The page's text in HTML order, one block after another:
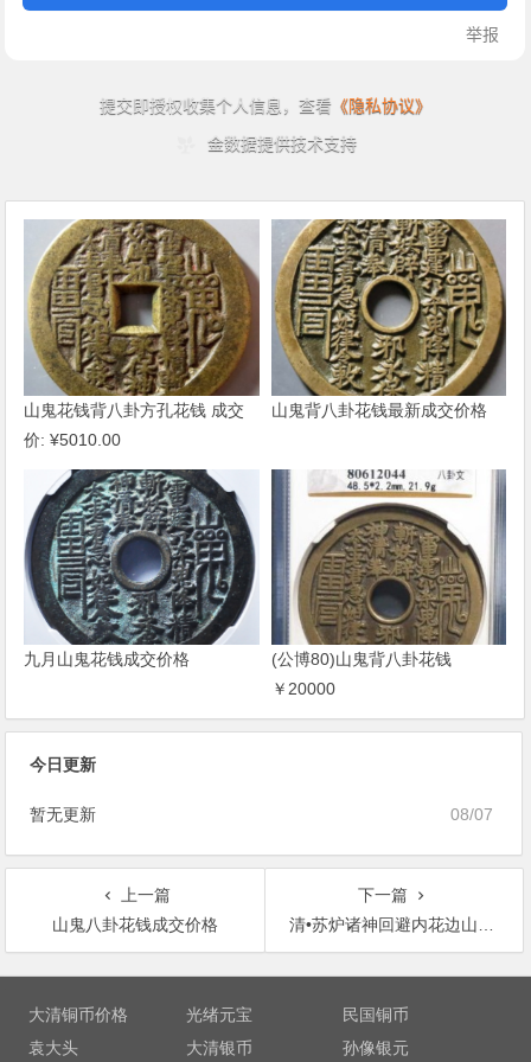
山鬼花钱背八卦方孔花钱 成交
价: ¥5010.00
山鬼背八卦花钱最新成交价格
九月山鬼花钱成交价格
(公博80)山鬼背八卦花钱
￥20000
今日更新
08/07
暂无更新
上一篇
山鬼八卦花钱成交价格
下一篇
清•苏炉诸神回避内花边山鬼花钱
文
大清铜币价格 光绪元宝
民国铜币
袁大头
大清银币 孙像银元